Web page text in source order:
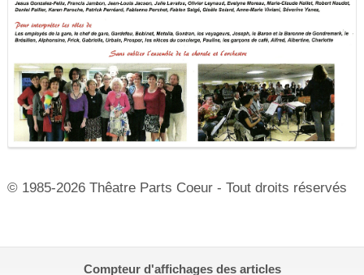
© 1985-2026 Thêatre Parts Coeur - Tout droits réservés
Compteur d'affichages des articles